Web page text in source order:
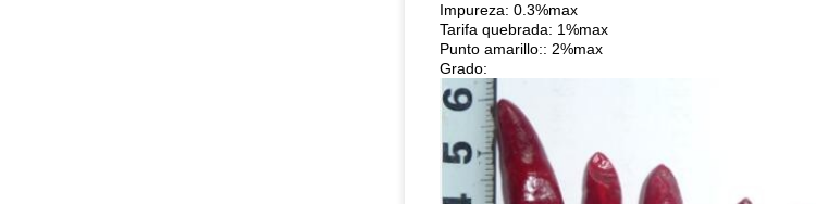
Impureza: 0.3%max
Tarifa quebrada: 1%max
Punto amarillo:: 2%max
Grado: